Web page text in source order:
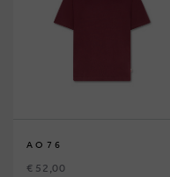
AO76
€ 52,00